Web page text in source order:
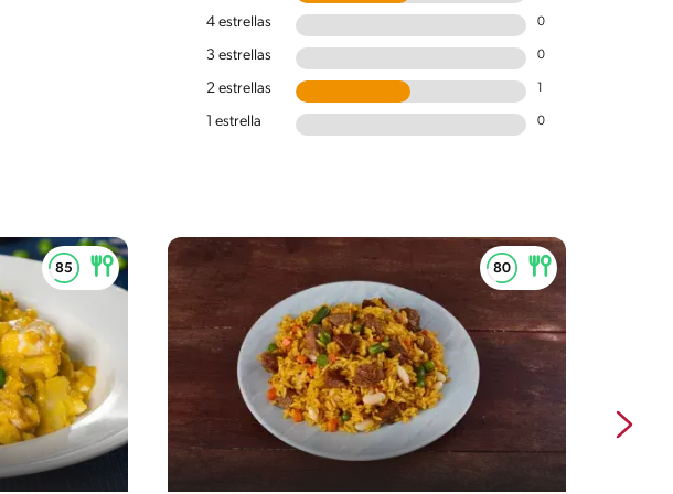
4 estrellas 0
3 estrellas 0
2 estrellas 1
1 estrella 0